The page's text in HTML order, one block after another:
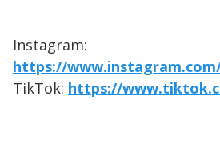
Instagram:
https://
TikTok: https://